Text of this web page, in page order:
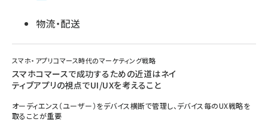
物流・配送
スマホ・アプリコマース時代のマーケティング戦略
スマホコマースで成功するための近道はネイ
ティブアプリの視点でUI/UXを考えること
オーディエンス（ユーザー）をデバイス横断で管理し、デバイス毎のUX戦略を
取ることが重要